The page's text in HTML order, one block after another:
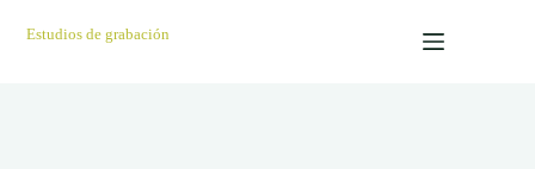
Estudios de grabación